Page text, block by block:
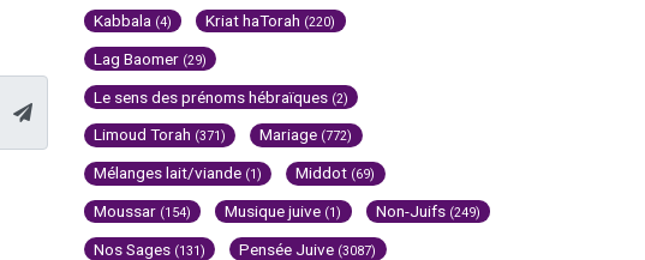
Kabbala (4) Kriat haTorah (220)
Lag Baomer (29)
Le sens des prénoms hébraïques (2)
Limoud Torah (371) Mariage (772)
Mélanges lait/viande (1) Middot (69)
Moussar (154) Musique juive (1) Non-Juifs (249)
Nos Sages (131) Pensée Juive (3087)